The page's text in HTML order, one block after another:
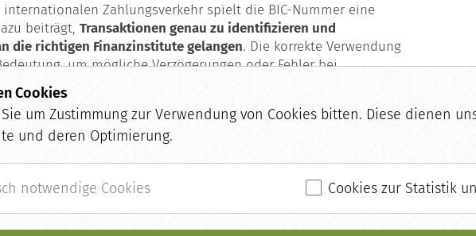
Zahlungsverkehr spielt die BIC-Nummer eine
beiträgt, Transaktionen genau zu identifizieren und
die richtigen Finanzinstitute gelangen. Die korrekte Verwendung
um mögliche Verzögerungen oder Fehler bei
Cookies
um Zustimmung zur Verwendung von Cookies bitten. Diese dienen
und deren Optimierung.
notwendige Cookies Cookies zur Statistik